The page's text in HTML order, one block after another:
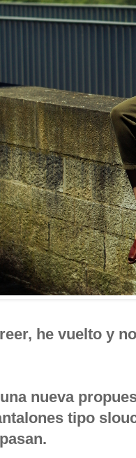
he vuelto y
nueva
tipo